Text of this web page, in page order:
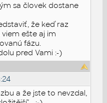
sa človek dostane
že keď raz
ešte aj im
fázu.
pred Vami :-)
a že jste to nevzdal,